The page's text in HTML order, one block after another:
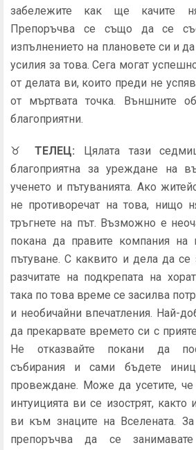
забележите как ще качите
Препоръчва се също да се
изпълнението на плановете си и
усилия за това. Сега могат
от делата ви, които преди не
от мъртвата точка. Външните
благоприятни.
♉ТЕЛЕЦ:
Цялата тази
благоприятна за уреждане на
ученето и пътуванията. Ако
не противоречат на това, нищо
тръгнете на път. Възможно е
покана да правите компания на
пътуване. С каквито и дела да
разчитате на подкрепата на
така по това време се засилва
и необичайни впечатления. Най-
да прекарвате времето си с
Не отказвайте покани да
събирания и сами бъдете
провеждане. Може да усетите, че
интуицията ви се изострят, както
ви към знаците на Вселената.
препоръчва да се